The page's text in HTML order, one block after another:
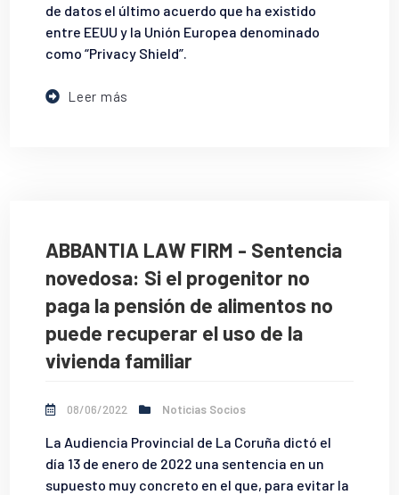
de datos el último acuerdo que ha existido
entre EEUU y la Unión Europea denominado
como “Privacy Shield”.
Leer más
ABBANTIA LAW FIRM - Sentencia
novedosa: Si el progenitor no
paga la pensión de alimentos no
puede recuperar el uso de la
vivienda familiar
08/06/2022 Noticias Socios
La Audiencia Provincial de La Coruña dictó el
día 13 de enero de 2022 una sentencia en un
supuesto muy concreto en el que, para evitar la